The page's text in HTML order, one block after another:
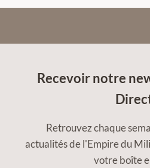
Recevoir notre
Retrouvez chaque
actualités de l'Empire du
votre boîte